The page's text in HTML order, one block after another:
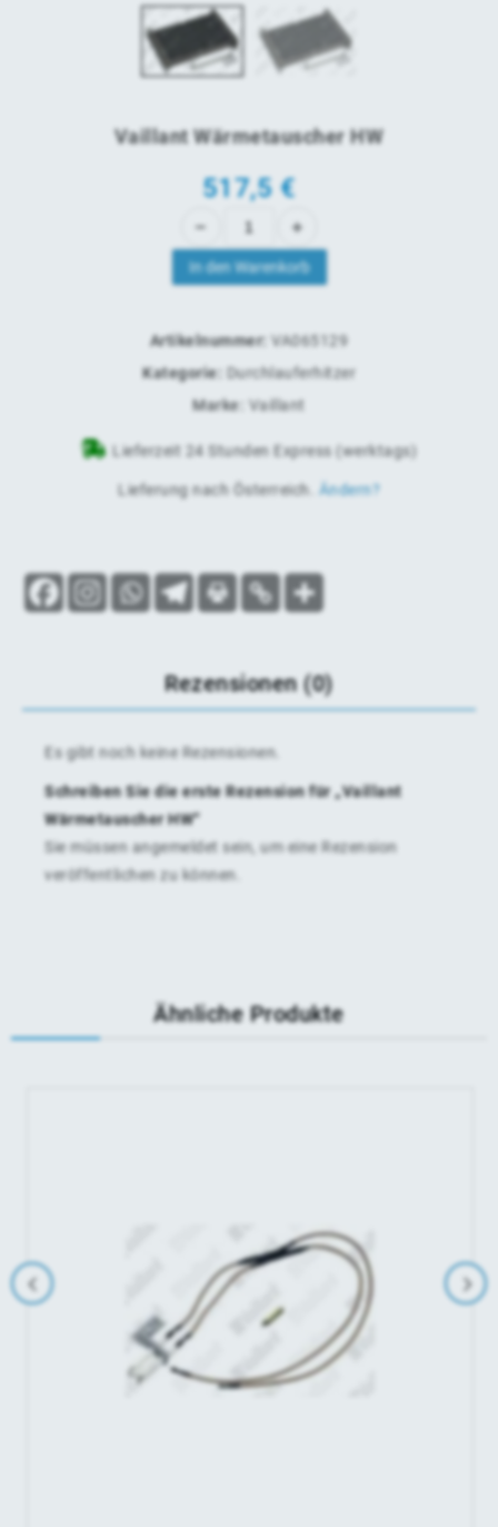
Vaillant Wärmetauscher HW
517,5 €
In den Warenkorb
Artikelnummer: VA065129
Kategorie:
Durchlauferhitzer
Marke:
Vaillant
Lieferzeit 24 Stunden Express (werktags)
Lieferung nach Österreich Ändern?
Rezensionen (0)
Es gibt noch keine Rezensionen.
Schreiben Sie die erste Rezension für „Vaillant
Wärmetauscher HW“
Sie müssen angemeldet sein, um eine Rezension
veröffentlichen zu können.
Ähnliche Produkte